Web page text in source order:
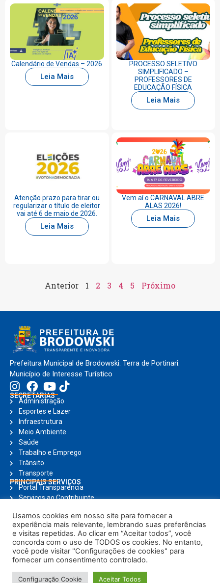
Calendário de Vendas – 2026
Leia Mais
PROCESSO SELETIVO
SIMPLIFICADO –
PROFESSORES DE
EDUCAÇÃO FÍSICA
Leia Mais
Atenção prazo para tirar ou
regularizar o título de eleitor
vai até 6 de maio de 2026.
Leia Mais
Vem aí o CARNAVAL ABRE
ALAS 2026!
Leia Mais
Anterior 1 2 3 4 5 Próximo
Prefeitura Municipal de Brodowski. Terra de Portinari.
Município de Interesse Turístico
SECRETARIAS
Administração
Esportes e Lazer
Infraestrutura
Meio Ambiente
Saúde
Trabalho e Emprego
Trânsito
Transporte
PRINCIPAIS SERVIÇOS
Portal Transparência
Serviços ao Contribuinte
Ouvidoria
Holerite Online
Compras Online
Notícias
© Copyright 2025, Todos os direitos reservados | Prefeitura Municipal de
Usamos cookies em nosso site para fornecer a
experiência mais relevante, lembrando suas preferências
e visitas repetidas. Ao clicar em “Aceitar todos”, você
concorda com o uso de TODOS os cookies. No entanto,
você pode visitar "Configurações de cookies" para
fornecer um consentimento controlado.
Configuração Cookie Aceitar Todos